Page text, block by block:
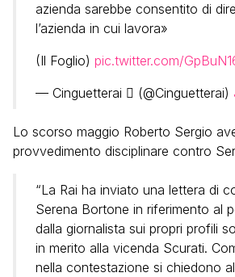
azienda sarebbe consentito di
l’azienda in cui lavora»
(Il Foglio) pic.twitter.com/
— Cinguetterai  (@Cinguetterai)
Lo scorso maggio Roberto Sergio
provvedimento disciplinare contro
“La Rai ha inviato una lettera di
Serena Bortone in riferimento al
dalla giornalista sui propri profili
in merito alla vicenda Scurati.
nella contestazione si chiedono